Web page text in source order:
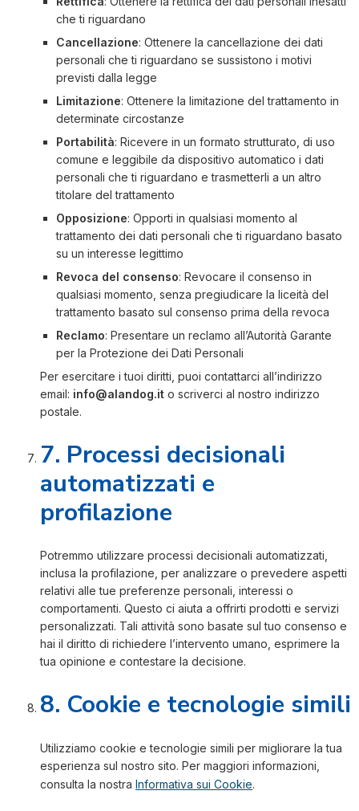
che ti riguardano
Cancellazione: Ottenere la cancellazione dei dati
personali che ti riguardano se sussistono i motivi
previsti dalla legge
Limitazione: Ottenere la limitazione del trattamento in
determinate circostanze
Portabilità: Ricevere in un formato strutturato, di uso
comune e leggibile da dispositivo automatico i dati
personali che ti riguardano e trasmetterli a un altro
titolare del trattamento
Opposizione: Opporti in qualsiasi momento al
trattamento dei dati personali che ti riguardano basato
su un interesse legittimo
Revoca del consenso: Revocare il consenso in
qualsiasi momento, senza pregiudicare la liceità del
trattamento basato sul consenso prima della revoca
Reclamo: Presentare un reclamo all’Autorità Garante
per la Protezione dei Dati Personali
Per esercitare i tuoi diritti, puoi contattarci all’indirizzo
email: info@alandog.it o scriverci al nostro indirizzo
postale.
7. Processi decisionali
automatizzati e
profilazione
Potremmo utilizzare processi decisionali automatizzati,
inclusa la profilazione, per analizzare o prevedere aspetti
relativi alle tue preferenze personali, interessi o
comportamenti. Questo ci aiuta a offrirti prodotti e servizi
personalizzati. Tali attività sono basate sul tuo consenso e
hai il diritto di richiedere l’intervento umano, esprimere la
tua opinione e contestare la decisione.
8. Cookie e tecnologie simili
Utilizziamo cookie e tecnologie simili per migliorare la tua
esperienza sul nostro sito. Per maggiori informazioni,
consulta la nostra Informativa sui Cookie.